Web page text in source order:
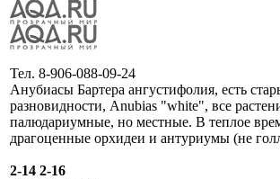
Тел. 8-906-088-09-24
Анубиасы Бартера ангустифолия, есть
разновидности, Anubias "white", все
палюдариумные, но местные. В теплое
драгоценные орхидеи и антуриумы (не
2-14 2-16